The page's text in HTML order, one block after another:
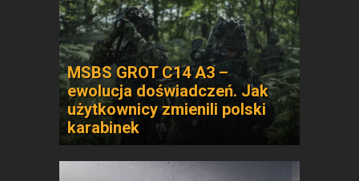
MSBS GROT C14 A3 –
ewolucja doświadczeń. Jak
użytkownicy zmienili polski
karabinek